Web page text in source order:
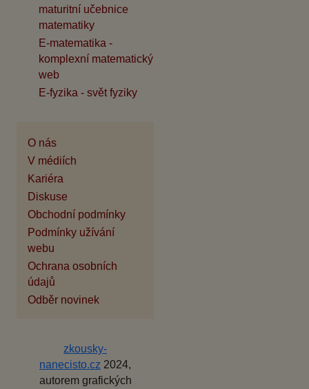
maturitní učebnice
matematiky
E-matematika -
komplexní matematický
web
E-fyzika - svět fyziky
O nás
V médiích
Kariéra
Diskuse
Obchodní podmínky
Podmínky užívání
webu
Ochrana osobních
údajů
Odběr novinek
zkousky-
nanecisto.cz 2024,
autorem grafických